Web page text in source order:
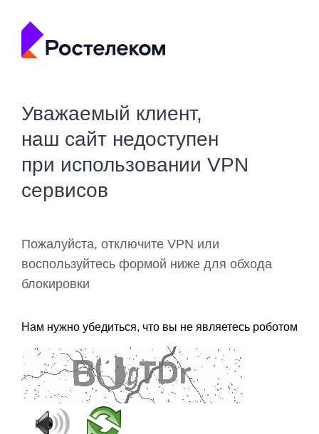
Уважаемый клиент,
наш сайт недоступен
при использовании VPN
сервисов
Пожалуйста, отключите VPN или
воспользуйтесь формой ниже для обхода
блокировки
Нам нужно убедиться, что вы не являетесь роботом